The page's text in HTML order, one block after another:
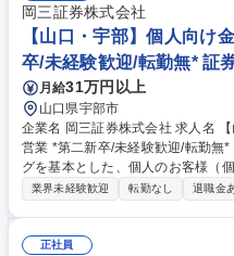
の支援（取引に基づく損益計算の
OJTを中心に、業務マニュアルを
業務に取り組める環境です。また
問しやすい環境です。 募集職種 【未経験歓迎／東京】金融市場の運営・
監視業務｜研修・OJT充実／転勤な
岡三証券株式会社
【山口・宇部】個人向
卒/未経験歓迎/転勤無* 証
月給31万円以上
山口県宇部市
企業名 岡三証券株式会社 求人名 【山口・宇部】個人向け金融商品の提案
営業 *第二新卒/未経験歓迎/転勤無* 仕事の内容 ■対面でのコンサルティン
グを基本とした、個人のお客様（
タイルやライフプラン、多様なニ
さまへのアプローチに注力してお
業界未経験歓迎 転勤なし 退職金
正社員